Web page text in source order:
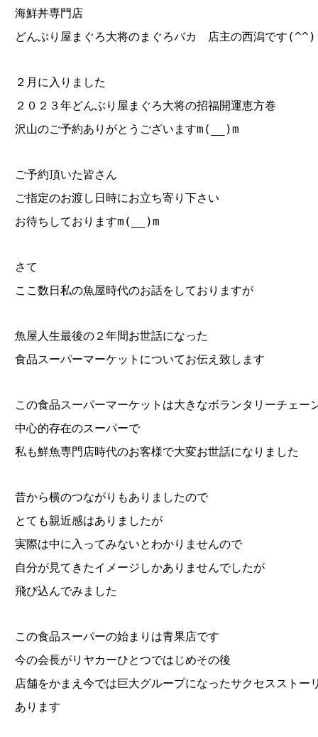
海鮮丼専門店
どんぶり屋まぐろ大将のまぐろバカ 店主の西潟です(^^)
２月に入りました
２０２３年どんぶり屋まぐろ大将の招福開運恵方巻
沢山のご予約ありがとうございますm(__)m
ご予約頂いた皆さん
ご指定のお渡し日時にお立ち寄り下さい
お待ちしておりますm(__)m
さて
ここ数日私の魚屋時代のお話をしておりますが
魚屋人生最後の２年間お世話になった
食品スーパーマーケットについてお伝え致します
この食品スーパーマーケットは大きなボランタリーチェー
中心的存在のスーパーで
私も鮮魚専門店時代のお客様で大変お世話になりました
昔から横のつながりもありましたので
とても親近感はありましたが
実際は中に入ってみないとわかりませんので
自分が見てきたイメージしかありませんでしたが
飛び込んでみました
この食品スーパーの始まりは青果店です
今の会長がリヤカーひとつではじめその後
店舗をかまえ今では巨大グループになったサクセスストー
あります